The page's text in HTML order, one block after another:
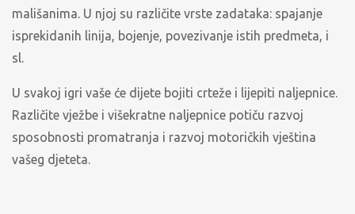
mališanima. U njoj su različite vrste zadataka: spajanje
isprekidanih linija, bojenje, povezivanje istih predmeta, i
sl.
U svakoj igri vaše će dijete bojiti crteže i lijepiti naljepnice.
Različite vježbe i višekratne naljepnice potiču razvoj
sposobnosti promatranja i razvoj motoričkih vještina
vašeg djeteta.